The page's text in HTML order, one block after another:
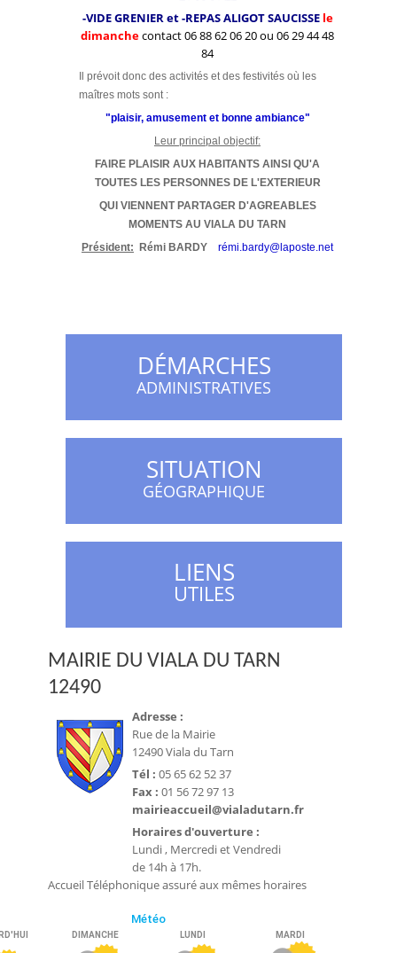
-VIDE GRENIER et -REPAS ALIGOT SAUCISSE le
dimanchecontact 06 88 62 06 20 ou 06 29 44 48
84
Il prévoit donc des activités et des festivités où les
maîtres mots sont :
"plaisir, amusement et bonne ambiance"
Leur principal objectif:
FAIRE PLAISIR AUX HABITANTS AINSI QU'A
TOUTES LES PERSONNES DE L'EXTERIEUR
QUI VIENNENT PARTAGER D'AGREABLES
MOMENTS AU VIALA DU TARN
Président: Rémi BARDY rémi.bardy@laposte.net
DÉMARCHES
ADMINISTRATIVES
SITUATION
GÉOGRAPHIQUE
LIENS
UTILES
MAIRIE DU VIALA DU TARN
12490
Adresse :
Rue de la Mairie
12490 Viala du Tarn
Tél : 05 65 62 52 37
Fax : 01 56 72 97 13
mairieaccueil@vialadutarn.fr
Horaires d'ouverture :
Lundi , Mercredi et Vendredi
de 14h à 17h.
Accueil Téléphonique assuré aux mêmes horaires